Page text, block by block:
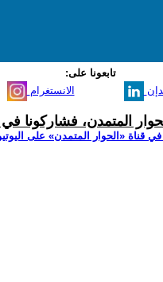
تابعونا على:
الانستغرام
المتمدن، فشاركونا
قناة ‫«الحوار المتمدن» على